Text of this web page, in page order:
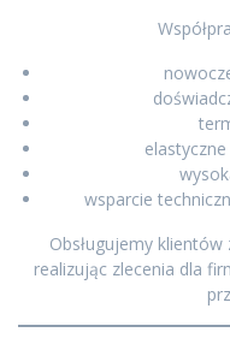
wsparcie
Obsługujemy
realizując zlecenia dla